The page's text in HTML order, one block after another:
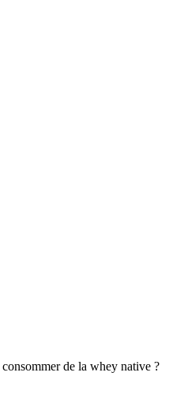
de la whey native ?